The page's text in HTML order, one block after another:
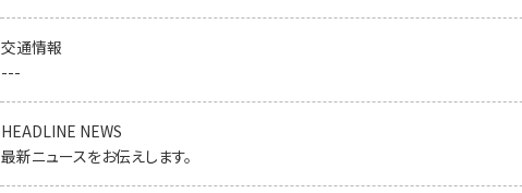
交通情報
---
HEADLINE NEWS
最新ニュースをお伝えします。